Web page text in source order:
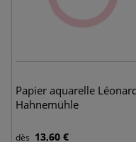
Papier aquarelle
Hahnemühle
dès 13,60 €